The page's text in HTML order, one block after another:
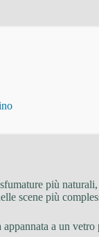
più
scene più
a un